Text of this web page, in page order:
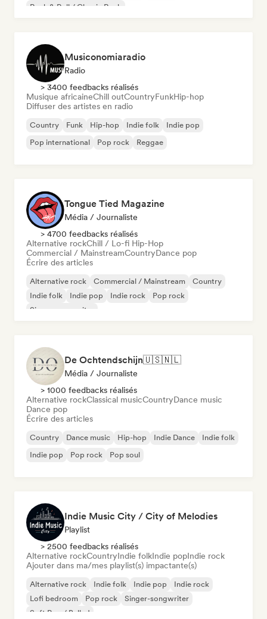
Rock & Roll / Classic Rock
Musiconomiaradio
Radio
> 3400 feedbacks réalisés
Musique africaineChill outCountryFunkHip-hop
Diffuser des artistes en radio
Country Funk Hip-hop Indie folk
Indie pop
Pop international
Pop rock Reggae
Tongue Tied Magazine
Média / Journaliste
> 4700 feedbacks réalisés
Alternative rockChill / Lo-fi Hip-Hop
Commercial / MainstreamCountryDance pop
Écrire des articles
Alternative rock Commercial / Mainstream
Country
Indie folk
Indie pop Indie rock
Pop rock
Singer-songwriter
De Ochtendschijn🇺🇸🇳🇱
Média / Journaliste
> 1000 feedbacks réalisés
Alternative rockClassical musicCountryDance music
Dance pop
Écrire des articles
Country Dance music Hip-hop Indie Dance
Indie folk
Indie pop
Pop rock Pop soul
Indie Music City / City of Melodies
Playlist
> 2500 feedbacks réalisés
Alternative rockCountryIndie folkIndie popIndie rock
Ajouter dans ma/mes playlist(s) impactante(s)
Alternative rock Indie folk Indie pop
Indie rock
Lofi bedroom
Pop rock
Singer-songwriter
Soft Pop / Ballad